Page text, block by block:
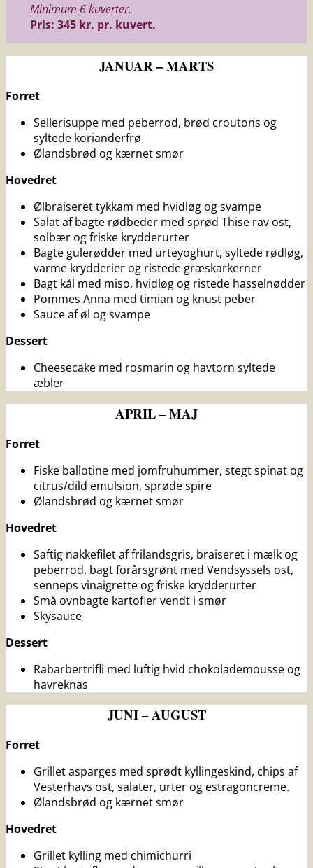
Minimum 6 kuverter.
Pris: 345 kr. pr. kuvert.
JANUAR – MARTS
Forret
Sellerisuppe med peberrod, brød croutons og
syltede korianderfrø
Ølandsbrød og kærnet smør
Hovedret
Ølbraiseret tykkam med hvidløg og svampe
Salat af bagte rødbeder med sprød Thise rav ost,
solbær og friske krydderurter
Bagte gulerødder med urteyoghurt, syltede rødløg,
varme krydderier og ristede græskarkerner
Bagt kål med miso, hvidløg og ristede hasselnødder
Pommes Anna med timian og knust peber
Sauce af øl og svampe
Dessert
Cheesecake med rosmarin og havtorn syltede
æbler
APRIL – MAJ
Forret
Fiske ballotine med jomfruhummer, stegt spinat og
citrus/dild emulsion, sprøde spire
Ølandsbrød og kærnet smør
Hovedret
Saftig nakkefilet af frilandsgris, braiseret i mælk og
peberrod, bagt forårsgrønt med Vendsyssels ost,
senneps vinaigrette og friske krydderurter
Små ovnbagte kartofler vendt i smør
Skysauce
Dessert
Rabarbertrifli med luftig hvid chokolademousse og
havreknas
JUNI – AUGUST
Forret
Grillet asparges med sprødt kyllingeskind, chips af
Vesterhavs ost, salater, urter og estragoncreme.
Ølandsbrød og kærnet smør
Hovedret
Grillet kylling med chimichurri